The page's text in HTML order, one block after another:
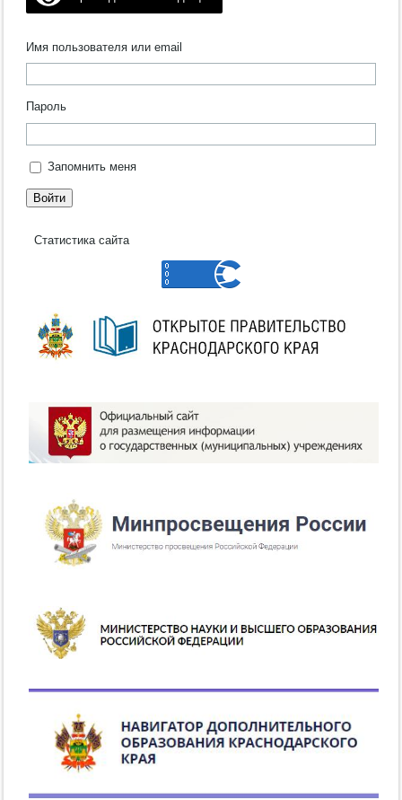
Имя пользователя или email
Пароль
Запомнить меня
Войти
Статистика сайта